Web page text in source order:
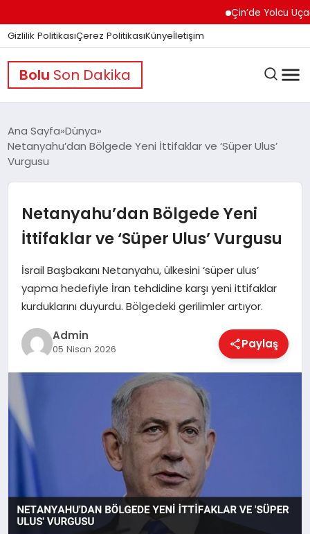
Çin’de Yolcu
Gizlilik PolitikasıÇerez PolitikasıKünyeİletişim
Bolu Son Dakika
GÜNDEM
DÜNYA
EĞITIM
MAGAZIN
SAĞLIK
TEKNOLOJI
Ana Sayfa Dünya
Netanyahu’dan Bölgede Yeni İttifaklar ve ‘Süper Ulus’
Vurgusu
Netanyahu’dan Bölgede Yeni
İttifaklar ve ‘Süper Ulus’ Vurgusu
İsrail Başbakanı Netanyahu, ülkesini ‘süper ulus’
yapma hedefiyle İran tehdidine karşı yeni ittifaklar
kurduklarını duyurdu. Bölgedeki gerilimler artıyor.
Admin
05 Nisan 2026 Paylaş